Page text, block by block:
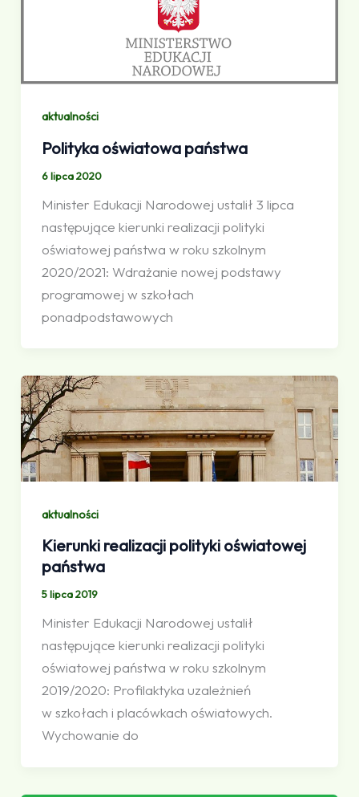
aktualności
Polityka oświatowa państwa
6 lipca 2020
Minister Edukacji Narodowej ustalił 3 lipca
następujące kierunki realizacji polityki
oświatowej państwa w roku szkolnym
2020/2021: Wdrażanie nowej podstawy
programowej w szkołach
ponadpodstawowych
aktualności
Kierunki realizacji polityki oświatowej
państwa
5 lipca 2019
Minister Edukacji Narodowej ustalił
następujące kierunki realizacji polityki
oświatowej państwa w roku szkolnym
2019/2020: Profilaktyka uzależnień
w szkołach i placówkach oświatowych.
Wychowanie do